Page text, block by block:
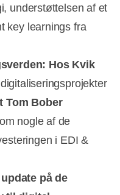
understøttelsen af et
key learnings fra
Hos Kvik
Tom Bober
nogle af de
i EDI &
update på de